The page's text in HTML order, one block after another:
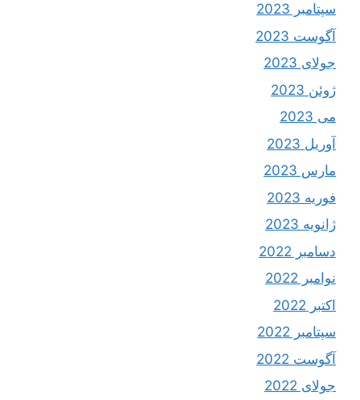
سپتامبر 2023
آگوست 2023
جولای 2023
ژوئن 2023
می 2023
آوریل 2023
مارس 2023
فوریه 2023
ژانویه 2023
دسامبر 2022
نوامبر 2022
اکتبر 2022
سپتامبر 2022
آگوست 2022
جولای 2022